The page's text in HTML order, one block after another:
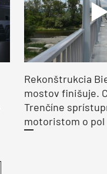
Rekonštrukcia
mostov finišuje.
Trenčíne
motoristom o pol